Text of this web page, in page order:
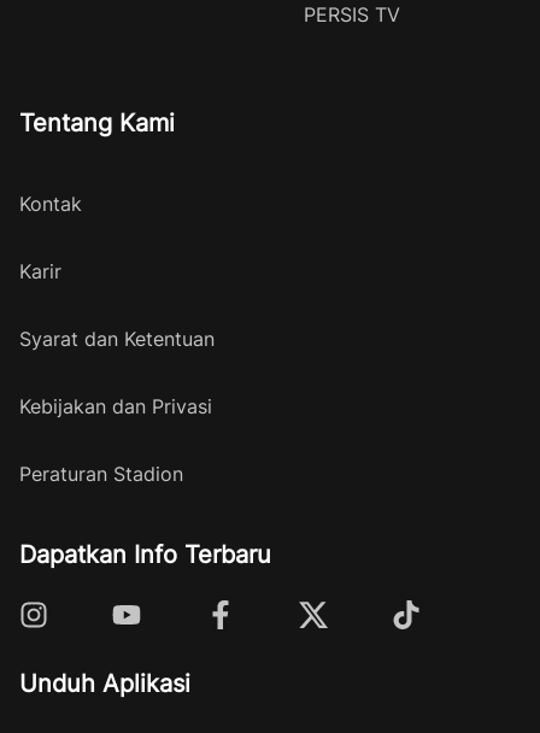
PERSIS TV
Tentang Kami
Kontak
Karir
Syarat dan Ketentuan
Kebijakan dan Privasi
Peraturan Stadion
Dapatkan Info Terbaru
Unduh Aplikasi